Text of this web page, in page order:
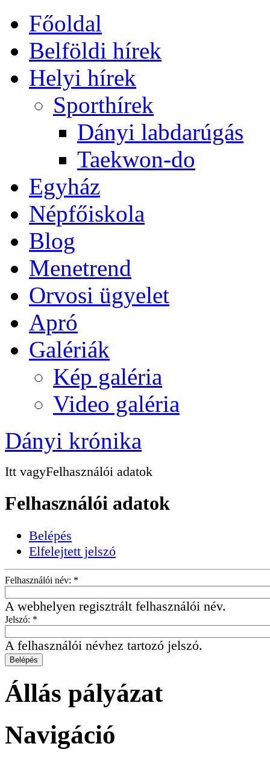
Főoldal
Belföldi hírek
Helyi hírek
Sporthírek
Dányi labdarúgás
Taekwon-do
Egyház
Népfőiskola
Blog
Menetrend
Orvosi ügyelet
Apró
Galériák
Kép galéria
Video galéria
Dányi krónika
Itt vagyFelhasználói adatok
Felhasználói adatok
Belépés
Elfelejtett jelszó
Felhasználói név: *
A webhelyen regisztrált felhasználói név.
Jelszó: *
A felhasználói névhez tartozó jelszó.
Állás pályázat
Navigáció